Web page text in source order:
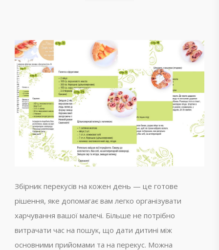
Збірник перекусів на кожен день — це готове
рішення, яке допомагає вам легко організувати
харчування вашої малечі. Більше не потрібно
витрачати час на пошук, що дати дитині між
основними прийомами та на перекус. Можна